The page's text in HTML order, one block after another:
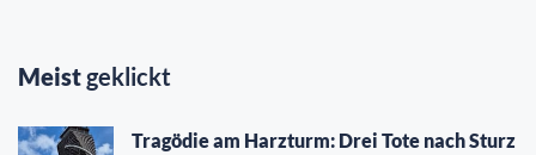
Meistgeklickt
Tragödie am Harzturm: Drei Tote nach Sturz